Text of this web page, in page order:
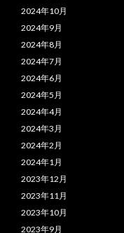
2024年10月
2024年9月
2024年8月
2024年7月
2024年6月
2024年5月
2024年4月
2024年3月
2024年2月
2024年1月
2023年12月
2023年11月
2023年10月
2023年9月